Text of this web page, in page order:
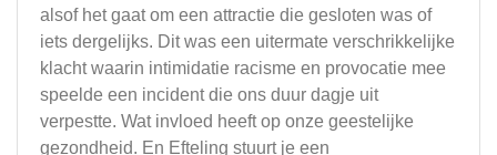
alsof het gaat om een attractie die gesloten was of
iets dergelijks. Dit was een uitermate verschrikkelijke
klacht waarin intimidatie racisme en provocatie mee
speelde een incident die ons duur dagje uit
verpestte. Wat invloed heeft op onze geestelijke
gezondheid. En Efteling stuurt je een